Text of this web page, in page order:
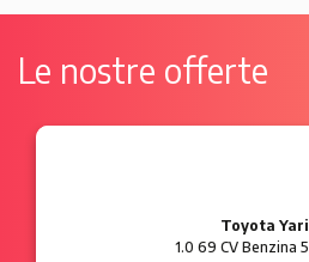
Le nostre offerte
Ford Ka
1.2 8V 69 CV